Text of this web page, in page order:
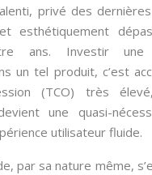
privé des
esthétiquement
ans. Investir une
un tel produit, c’est
(TCO) très
une quasi-
utilisateur fluide.
par sa nature même,